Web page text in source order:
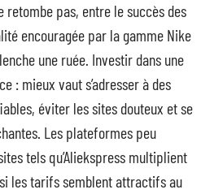
retombe pas, entre le succès des
encouragée par la gamme Nike
une ruée. Investir dans une
: mieux vaut s’adresser à des
éviter les sites douteux et se
Les plateformes peu
tels qu’Aliekspress multiplient
les tarifs semblent attractifs au